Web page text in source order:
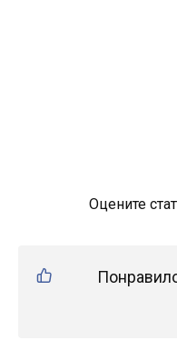
Оцените